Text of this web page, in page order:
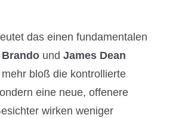
das einen fundamentalen
und James Dean
bloß die kontrollierte
eine neue, offenere
wirken weniger